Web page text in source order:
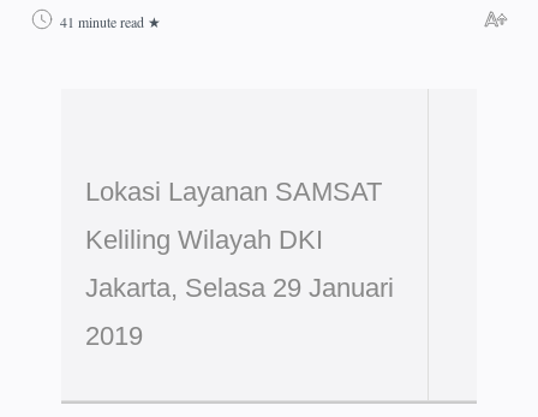
41 minute read
Lokasi Layanan SAMSAT
Keliling Wilayah DKI
Jakarta, Selasa 29 Januari
2019